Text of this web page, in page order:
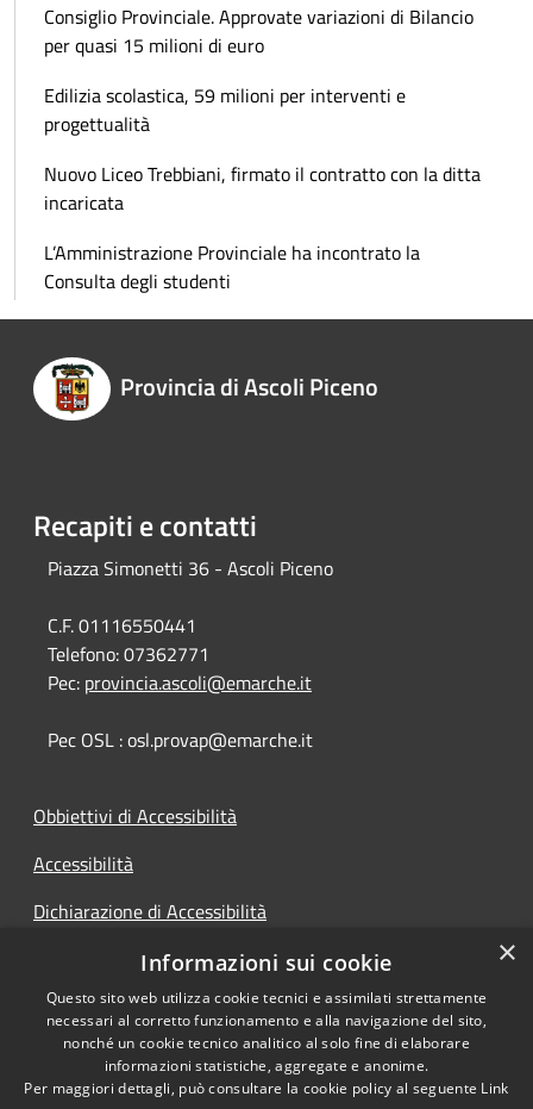
Consiglio Provinciale. Approvate variazioni di Bilancio
per quasi 15 milioni di euro
Edilizia scolastica, 59 milioni per interventi e
progettualità
Nuovo Liceo Trebbiani, firmato il contratto con la ditta
incaricata
L’Amministrazione Provinciale ha incontrato la
Consulta degli studenti
Provincia di Ascoli Piceno
Recapiti e contatti
Piazza Simonetti 36 - Ascoli Piceno
C.F. 01116550441
Telefono:07362771
Pec: provincia.ascoli@emarche.it
Pec OSL : osl.provap@emarche.it
Obbiettivi di Accessibilità
Accessibilità
Dichiarazione di Accessibilità
Accesso Civico
Accessibilità
Copyright © 2026 • Provincia di
Ascoli Piceno • Powered by
×
Informazioni sui cookie
Questo sito web utilizza cookie tecnici e assimilati strettamente
necessari al corretto funzionamento e alla navigazione del sito,
nonché un cookie tecnico analitico al solo fine di elaborare
informazioni statistiche, aggregate e anonime.
Per maggiori dettagli, può consultare la cookie policy al seguente Link